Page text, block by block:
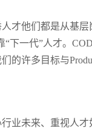
才他们都是从基
下一代”人才。
许多目标与
业未来、重视人